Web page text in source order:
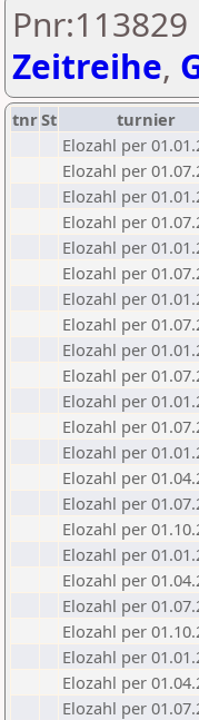
Zeitreihe,
tnrSt turnier
Elozahl per
Elozahl per
Elozahl per
Elozahl per
Elozahl per
Elozahl per
Elozahl per
Elozahl per
Elozahl per
Elozahl per
Elozahl per
Elozahl per
Elozahl per
Elozahl per
Elozahl per
Elozahl per
Elozahl per
Elozahl per
Elozahl per
Elozahl per
Elozahl per
Elozahl per
Elozahl per